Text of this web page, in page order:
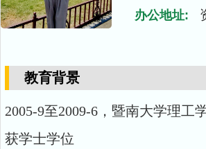
办公地址:
教育背景
2005-9至2009-6，暨南大学理工
获学士学位